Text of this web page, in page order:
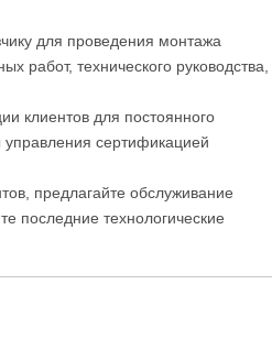
для проведения монтажа
работ, технического руководства,
клиентов для постоянного
сертификацией
предлагайте обслуживание
последние технологические